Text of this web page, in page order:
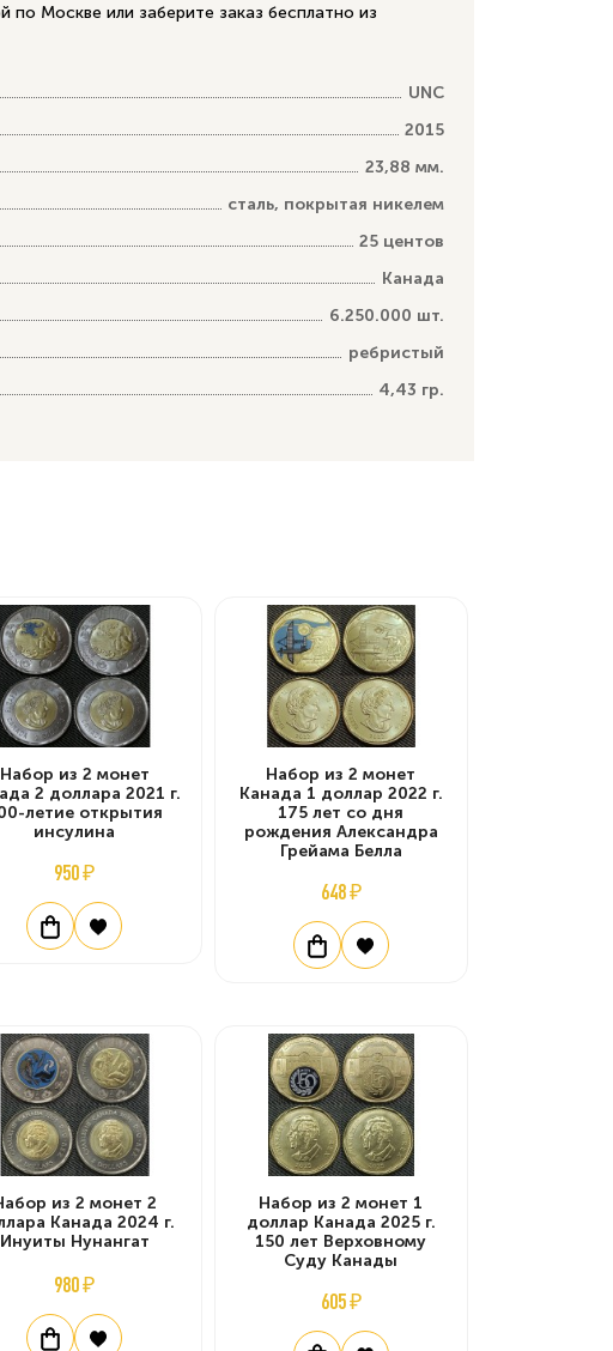
Москве или заберите заказ бесплатно из
UNC
2015
23,88 мм.
сталь, покрытая никелем
25 центов
Канада
6.250.000 шт.
ребристый
4,43 гр.
Набор из 2 монет
2 доллара 2021 г.
летие открытия
инсулина
950 ₽
Набор из 2 монет
Канада 1 доллар 2022 г.
175 лет со дня
рождения Александра
Грейама Белла
648 ₽
из 2 монет 2
Канада 2024 г.
Инуиты Нунангат
980 ₽
Набор из 2 монет 1
доллар Канада 2025 г.
150 лет Верховному
Суду Канады
605 ₽